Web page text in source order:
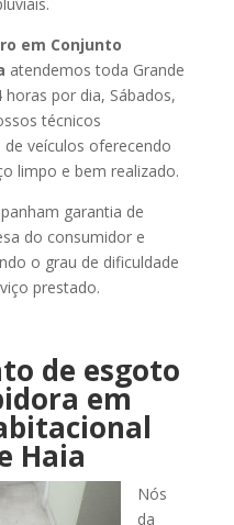
em Conjunto
atendemos toda Grande
por dia, Sábados,
técnicos
veículos oferecendo
limpo e bem realizado.
garantia de
do consumidor e
o grau de dificuldade
prestado.
de esgoto
em
Haia
Nós
da